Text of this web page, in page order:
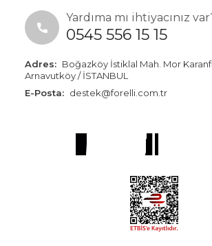
Yardıma mı ihtiyacınız
0545 556 15 15
Adres: Boğazköy İstiklal Mah. Mor
Arnavutköy / İSTANBUL
E-Posta: destek@forelli.com.tr